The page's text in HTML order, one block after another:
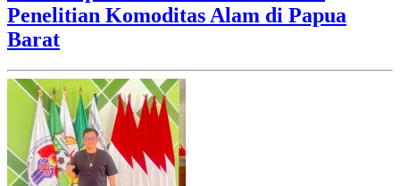
Penelitian Komoditas Alam di Papua
Barat